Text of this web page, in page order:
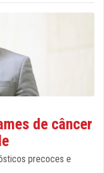
de câncer
precoces e